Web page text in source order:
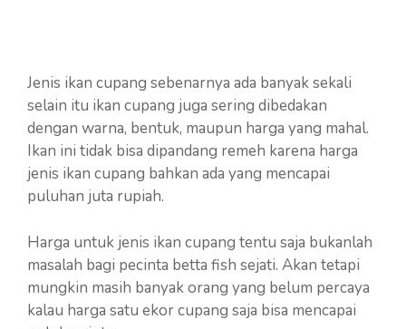
Jenis ikan cupang sebenarnya ada banyak sekali
selain itu ikan cupang juga sering dibedakan
dengan warna, bentuk, maupun harga yang mahal.
Ikan ini tidak bisa dipandang remeh karena harga
jenis ikan cupang bahkan ada yang mencapai
puluhan juta rupiah.
Harga untuk jenis ikan cupang tentu saja bukanlah
masalah bagi pecinta betta fish sejati. Akan tetapi
mungkin masih banyak orang yang belum percaya
kalau harga satu ekor cupang saja bisa mencapai